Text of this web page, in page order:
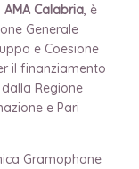
AMA Calabria, è
Generale
e Coesione
il finanziamento
Regione
e Pari
Gramophone